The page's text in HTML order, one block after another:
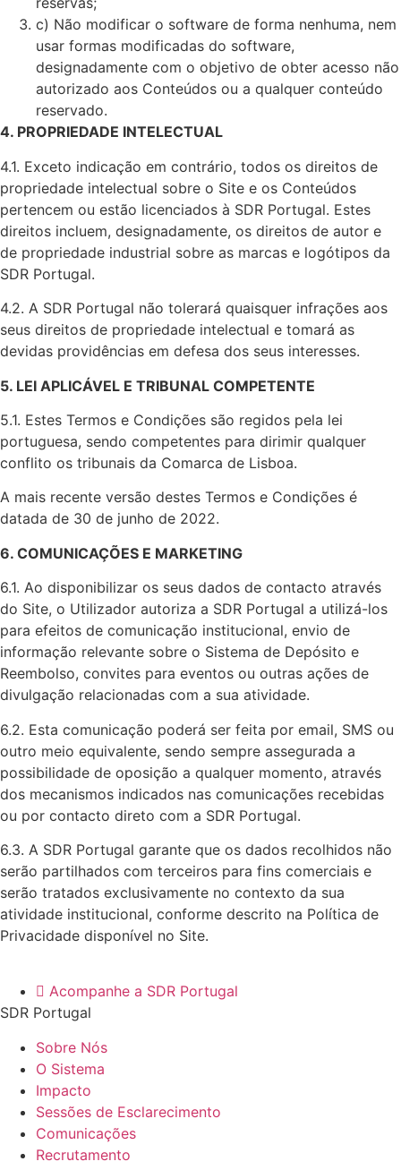
c) Não modificar o software de forma nenhuma, nem
usar formas modificadas do software,
designadamente com o objetivo de obter acesso não
autorizado aos Conteúdos ou a qualquer conteúdo
reservado.
4. PROPRIEDADE INTELECTUAL
4.1. Exceto indicação em contrário, todos os direitos de
propriedade intelectual sobre o Site e os Conteúdos
pertencem ou estão licenciados à SDR Portugal. Estes
direitos incluem, designadamente, os direitos de autor e
de propriedade industrial sobre as marcas e logótipos da
SDR Portugal.
4.2. A SDR Portugal não tolerará quaisquer infrações aos
seus direitos de propriedade intelectual e tomará as
devidas providências em defesa dos seus interesses.
5. LEI APLICÁVEL E TRIBUNAL COMPETENTE
5.1. Estes Termos e Condições são regidos pela lei
portuguesa, sendo competentes para dirimir qualquer
conflito os tribunais da Comarca de Lisboa.
A mais recente versão destes Termos e Condições é
datada de 30 de junho de 2022.
6. COMUNICAÇÕES E MARKETING
6.1. Ao disponibilizar os seus dados de contacto através
do Site, o Utilizador autoriza a SDR Portugal a utilizá-los
para efeitos de comunicação institucional, envio de
informação relevante sobre o Sistema de Depósito e
Reembolso, convites para eventos ou outras ações de
divulgação relacionadas com a sua atividade.
6.2. Esta comunicação poderá ser feita por email, SMS ou
outro meio equivalente, sendo sempre assegurada a
possibilidade de oposição a qualquer momento, através
dos mecanismos indicados nas comunicações recebidas
ou por contacto direto com a SDR Portugal.
6.3. A SDR Portugal garante que os dados recolhidos não
serão partilhados com terceiros para fins comerciais e
serão tratados exclusivamente no contexto da sua
atividade institucional, conforme descrito na Política de
Privacidade disponível no Site.
Acompanhe a SDR Portugal
SDR Portugal
Sobre Nós
O Sistema
Impacto
Sessões de Esclarecimento
Comunicações
Recrutamento